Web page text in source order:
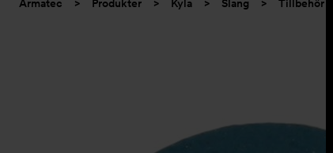
Du
Armatec > Produkter > Kyla > Slang > Tillbehör